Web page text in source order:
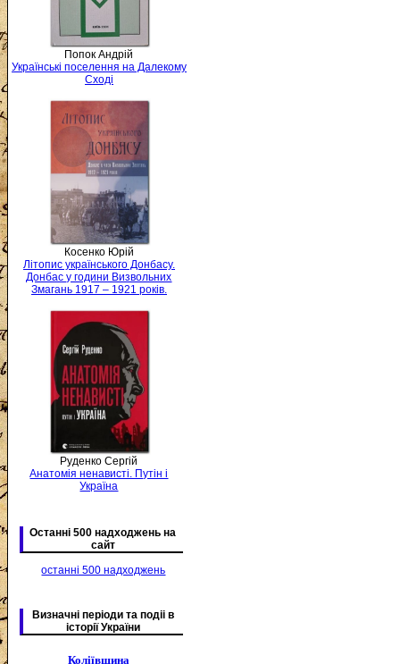
Попок Андрій
Українські поселення на Далекому
Сході
Косенко Юрій
Літопис українського Донбасу.
Донбас у години Визвольних
Змагань 1917 – 1921 років.
Руденко Сергій
Анатомія ненависті. Путін і
Україна
Останні 500 надходжень на
сайт
останні 500 надходжень
Визначні періоди та подіі в
історії України
Коліївщина